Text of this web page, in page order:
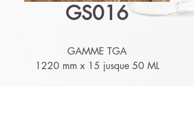
GS016
GAMME TGA
1220 mm x 15 jusque 50 ML